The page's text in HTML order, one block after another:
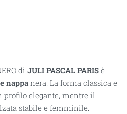
di JULI PASCAL PARIS è
nappa nera. La forma classica e
profilo elegante, mentre il
stabile e femminile.